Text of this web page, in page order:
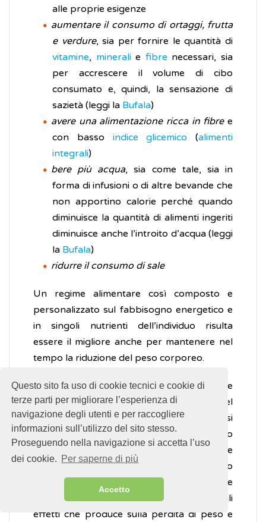
Questo sito fa uso di cookie tecnici e cookie di
terze parti per migliorare l’esperienza di
navigazione degli utenti e per raccogliere
informazioni sull’utilizzo del sito stesso.
Proseguendo nella navigazione si accetta l’uso
dei cookie. Per saperne di più
Accetto
alle proprie esigenze
aumentare il consumo di ortaggi, frutta
e verdure, sia per fornire le quantità di
vitamine, mineralie fibre necessari, sia
per accrescere il volume di cibo
consumato e, quindi, la sensazione di
sazietà (leggi la Bufala)
avere una alimentazione ricca in fibree
con basso indice glicemico (alimenti
integrali)
bere più acqua, sia come tale, sia in
forma di infusioni o di altre bevande che
non apportino calorie perché quando
diminuisce la quantità di alimenti ingeriti
diminuisce anche l’introito d’acqua (leggi
la Bufala)
ridurre il consumo di sale
Un regime alimentare così composto e
personalizzato sul fabbisogno energetico e
in singoli nutrienti dell’individuo risulta
essere il migliore anche per mantenere nel
tempo la riduzione del peso corporeo.
Il rischio dell’effettoyo-yo , vale a dire
l’alternanza di aumento e diminuzione del
peso a seconda delle fasi in cui si smette o si
ricomincia la dieta, può essere evitato solo
educando a un reale cambiamento dello stile
di vita, evitando diete temporanee molto
rigide e focalizzando l’attenzione
sull'importanza dell’esercizio fisico per gli
effetti che produce sulla perdita di peso e